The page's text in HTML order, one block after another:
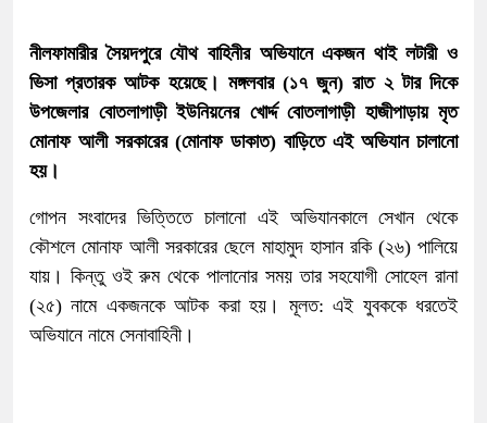
নীলফামারীর সৈয়দপুরে যৌথ বাহিনীর অভিযানে একজন থাই লটারী ও
ভিসা প্রতারক আটক হয়েছে। মঙ্গলবার (১৭ জুন) রাত ২ টার দিকে
উপজেলার বোতলাগাড়ী ইউনিয়নের খোর্দ্দ বোতলাগাড়ী হাজীপাড়ায় মৃত
মোনাফ আলী সরকারের (মোনাফ ডাকাত) বাড়িতে এই অভিযান চালানো
হয়।
গোপন সংবাদের ভিত্তিতে চালানো এই অভিযানকালে সেখান থেকে
কৌশলে মোনাফ আলী সরকারের ছেলে মাহামুদ হাসান রকি (২৬) পালিয়ে
যায়। কিন্তু ওই রুম থেকে পালানোর সময় তার সহযোগী সোহেল রানা
(২৫) নামে একজনকে আটক করা হয়। মূলত: এই যুবককে ধরতেই
অভিযানে নামে সেনাবাহিনী।